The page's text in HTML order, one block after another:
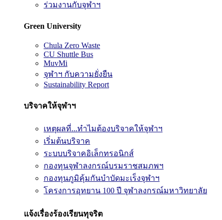
ร่วมงานกับจุฬาฯ
Green University
Chula Zero Waste
CU Shuttle Bus
MuvMi
จุฬาฯ กับความยั่งยืน
Sustainability Report
บริจาคให้จุฬาฯ
เหตุผลที่...ทำไมต้องบริจาคให้จุฬาฯ
เริ่มต้นบริจาค
ระบบบริจาคอิเล็กทรอนิกส์
กองทุนจุฬาลงกรณ์บรมราชสมภพฯ
กองทุนภูมิคุ้มกันบำบัดมะเร็งจุฬาฯ
โครงการอุทยาน 100 ปี จุฬาลงกรณ์มหาวิทยาลัย
แจ้งเรื่องร้องเรียนทุจริต